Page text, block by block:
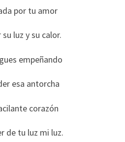
por tu amor
luz y su calor.
empeñando
esa antorcha
corazón
de tu luz mi luz.